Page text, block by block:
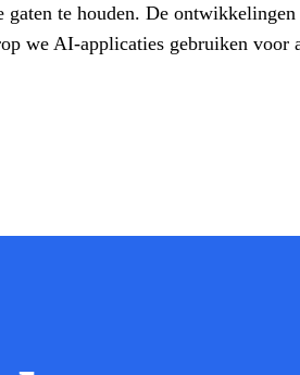
te houden. De
we AI-applicaties gebruiken voor